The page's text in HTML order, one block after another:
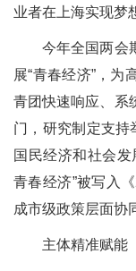
业者在上海实现梦
今年全国两会期
展“青春经济”，为
青团快速响应、系
门，研究制定支持
国民经济和社会
青春经济”被写入
成市级政策层面协
主体精准赋能